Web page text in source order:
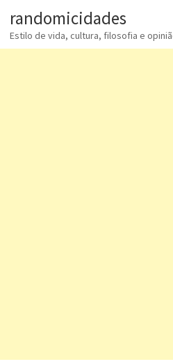
randomicidades
Estilo de vida, cultura, filosofia e